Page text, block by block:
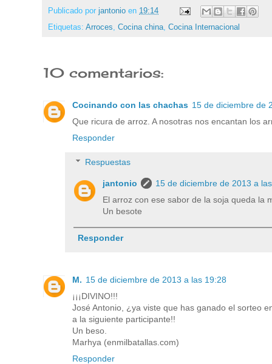
Publicado por jantonio en 19:14
Etiquetas: Arroces Cocina china Cocina Internacional
10 comentarios:
Cocinando con las chachas 15 de diciembre de
Que ricura de arroz. A nosotras nos encantan los
Responder
Respuestas
jantonio
15 de diciembre de 2013 a
El arroz con ese sabor de la soja queda la
Un besote
Responder
M. 15 de diciembre de 2013 a las 19:28
¡¡¡DIVINO!!!
José Antonio, ¿ya viste que has ganado el sorteo
a la siguiente participante!!
Un beso.
Marhya (enmilbatallas.com)
Responder